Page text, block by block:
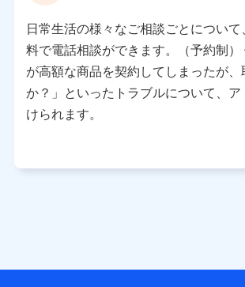
として、dポイントカード番号、性別、年齢
所、dポイント残高、dポイント利用履歴な
利用情報
当社又は株式会社NTTドコモが提供する各
ご契約・ご利用などに関する情報。例とし
会社NTTドコモが提供する各種サービスの
用履歴インターネット利用時の行動に関す
ーション利用時の行動に関する情報、購入
当社又は株式会社NTTドコモが提供する保
日常生活の様々なご相談ごとについ
料で電話相談ができます。（予約制）
が高額な商品を契約してしまったが、
か？」といったトラブルについて、ア
けられます。